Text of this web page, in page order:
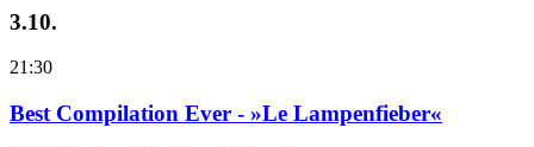
3.10.
21:30
Best Compilation Ever - »Le Lampenfieber«